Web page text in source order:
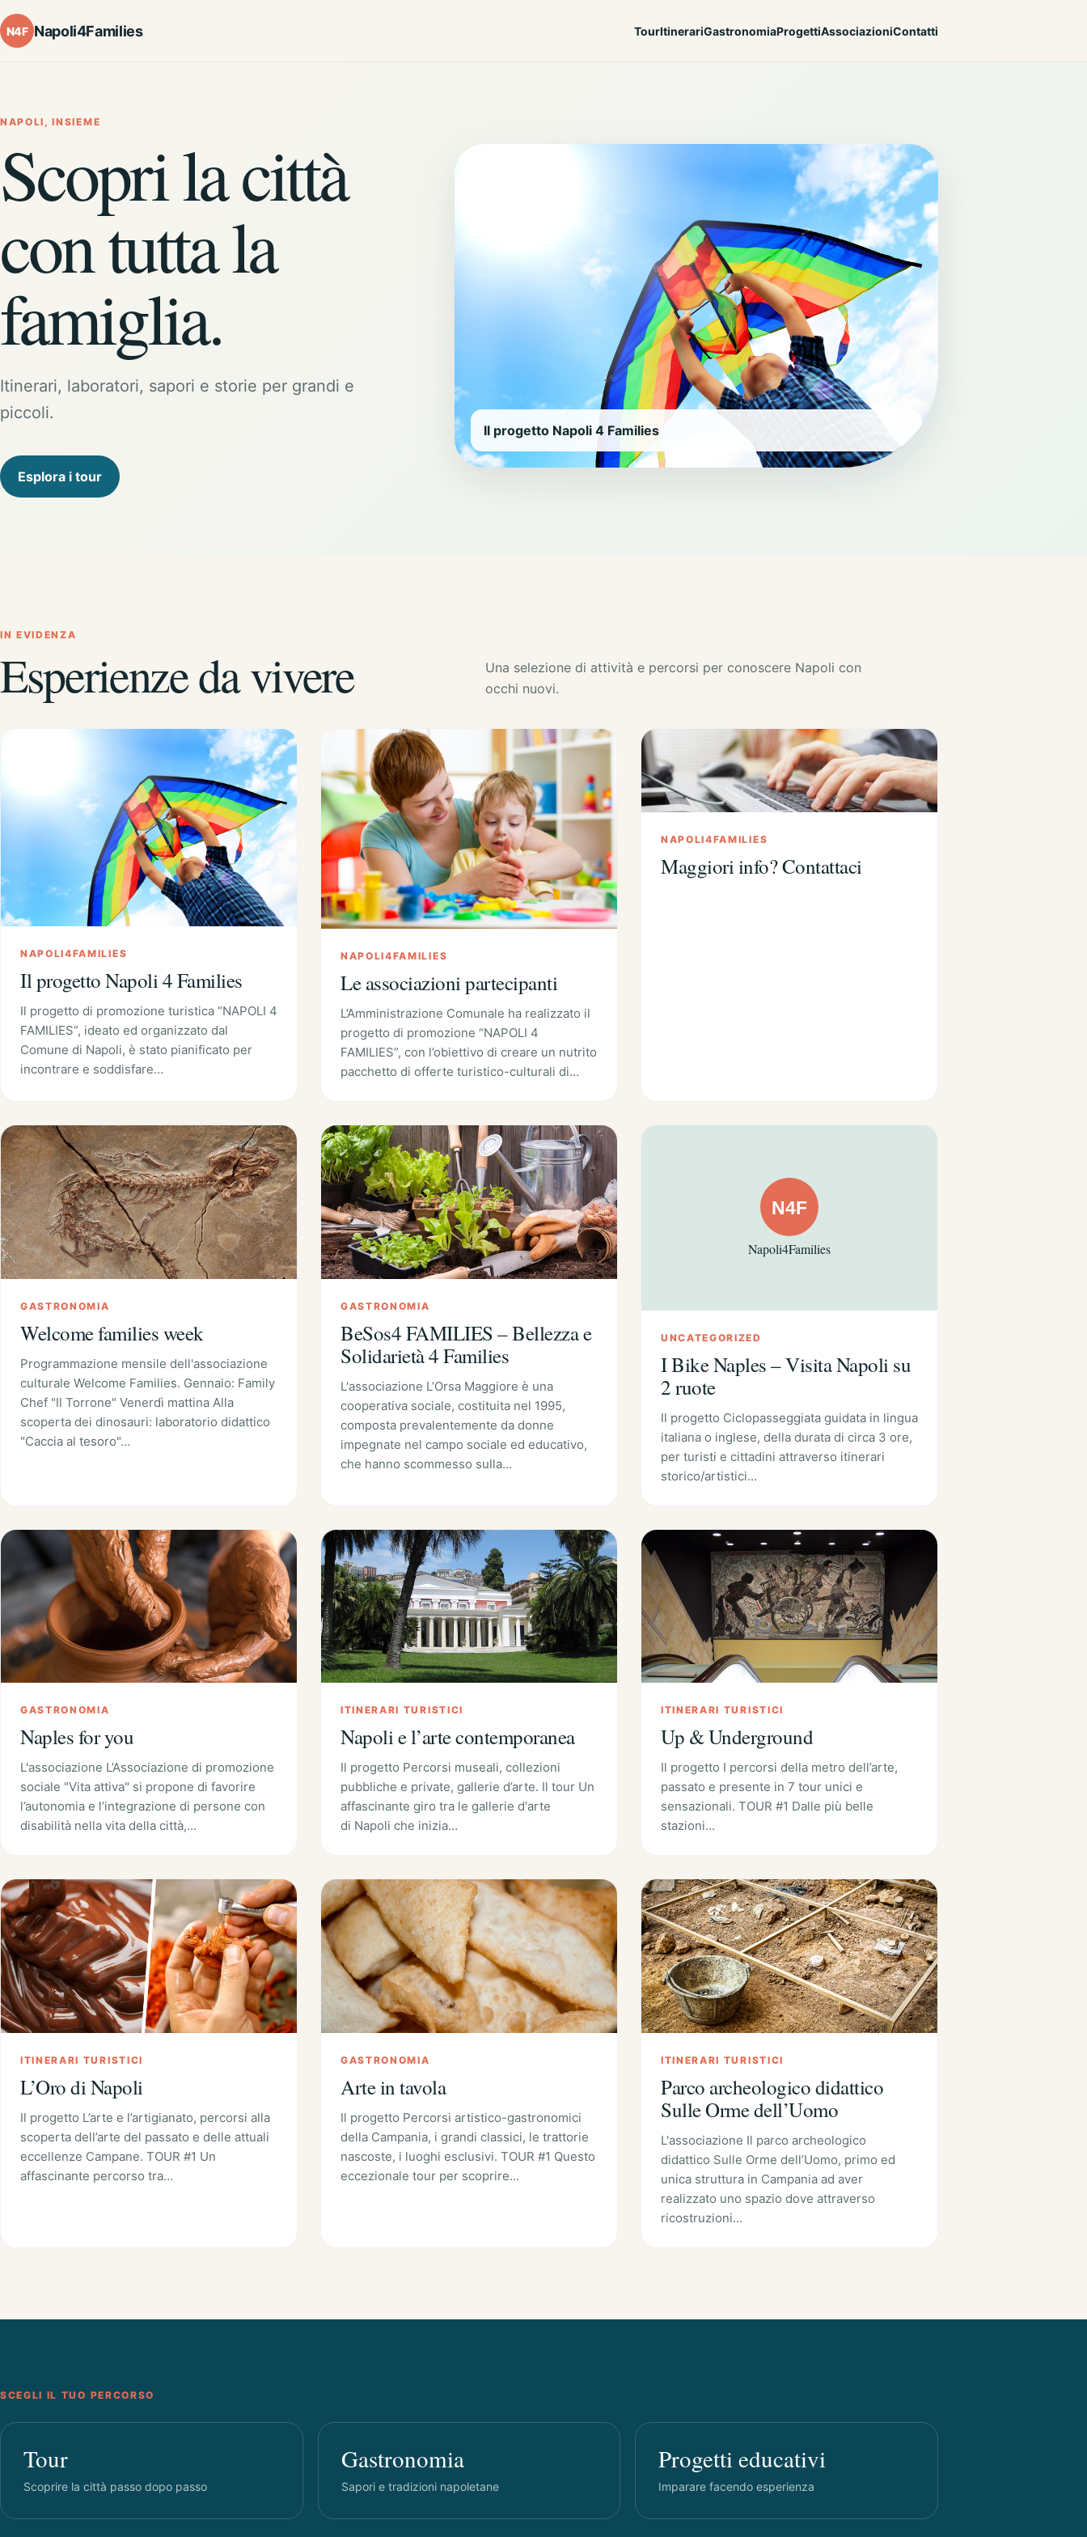
N4F Napoli4Families TourItinerariGastronomiaProgettiAssociazioniContatti
NAPOLI, INSIEME
Scopri la città
con tutta la
famiglia.
Itinerari, laboratori, sapori e storie per grandi e
piccoli.
Esplora i tour
Il progetto Napoli 4 Families
IN EVIDENZA
Esperienze da vivere
Una selezione di attività e percorsi per conoscere Napoli con
occhi nuovi.
NAPOLI4FAMILIES
Il progetto Napoli 4 Families
Il progetto di promozione turistica “NAPOLI 4
FAMILIES”, ideato ed organizzato dal
Comune di Napoli, è stato pianificato per
incontrare e soddisfare…
NAPOLI4FAMILIES
Le associazioni partecipanti
L’Amministrazione Comunale ha realizzato il
progetto di promozione “NAPOLI 4
FAMILIES”, con l’obiettivo di creare un nutrito
pacchetto di offerte turistico-culturali di…
NAPOLI4FAMILIES
Maggiori info? Contattaci
GASTRONOMIA
Welcome families week
Programmazione mensile dell'associazione
culturale Welcome Families. Gennaio: Family
Chef "Il Torrone" Venerdì mattina Alla
scoperta dei dinosauri: laboratorio didattico
"Caccia al tesoro"…
GASTRONOMIA
BeSos4 FAMILIES – Bellezza e
Solidarietà 4 Families
L'associazione L’Orsa Maggiore è una
cooperativa sociale, costituita nel 1995,
composta prevalentemente da donne
impegnate nel campo sociale ed educativo,
che hanno scommesso sulla…
UNCATEGORIZED
I Bike Naples – Visita Napoli su
2 ruote
Il progetto Ciclopasseggiata guidata in lingua
italiana o inglese, della durata di circa 3 ore,
per turisti e cittadini attraverso itinerari
storico/artistici…
GASTRONOMIA
Naples for you
L'associazione L’Associazione di promozione
sociale "Vita attiva" si propone di favorire
l’autonomia e l’integrazione di persone con
disabilità nella vita della città,…
ITINERARI TURISTICI
Napoli e l’arte contemporanea
Il progetto Percorsi museali, collezioni
pubbliche e private, gallerie d’arte. Il tour Un
affascinante giro tra le gallerie d'arte
di Napoli che inizia…
ITINERARI TURISTICI
Up & Underground
Il progetto I percorsi della metro dell’arte,
passato e presente in 7 tour unici e
sensazionali. TOUR #1 Dalle più belle
stazioni…
ITINERARI TURISTICI
L’Oro di Napoli
Il progetto L’arte e l’artigianato, percorsi alla
scoperta dell’arte del passato e delle attuali
eccellenze Campane. TOUR #1 Un
affascinante percorso tra…
GASTRONOMIA
Arte in tavola
Il progetto Percorsi artistico-gastronomici
della Campania, i grandi classici, le trattorie
nascoste, i luoghi esclusivi. TOUR #1 Questo
eccezionale tour per scoprire…
ITINERARI TURISTICI
Parco archeologico didattico
Sulle Orme dell’Uomo
L'associazione Il parco archeologico
didattico Sulle Orme dell’Uomo, primo ed
unica struttura in Campania ad aver
realizzato uno spazio dove attraverso
ricostruzioni…
SCEGLI IL TUO PERCORSO
Tour
Scoprire la città passo dopo passo
Gastronomia
Sapori e tradizioni napoletane
Progetti educativi
Imparare facendo esperienza